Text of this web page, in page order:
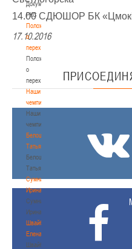
Документы
РКС
Положение
о
переходах
Положение
о
переходах
Наши
чемпионы
Наши
чемпионы
Белошапко
Татьяна
Белошапко
Татьяна
Сумникова
Ирина
Сумникова
Ирина
Швайбович
Елена
Швайбович
14.00 СДЮШОР БК
17.10.2016